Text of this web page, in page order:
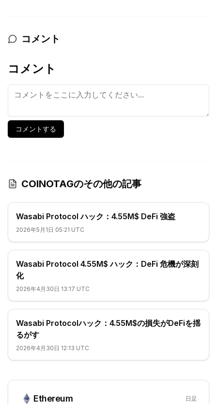
コメント
コメント
コメントする
COINOTAGのその他の記事
Wasabi Protocol ハック：4.55M$ DeFi 強盗
2026年5月1日 05:21 UTC
Wasabi Protocol 4.55M$ ハック：DeFi 危機が深刻
化
2026年4月30日 13:17 UTC
Wasabi Protocolハック：4.55M$の損失がDeFiを揺
るがす
2026年4月30日 12:13 UTC
Ethereum 日足